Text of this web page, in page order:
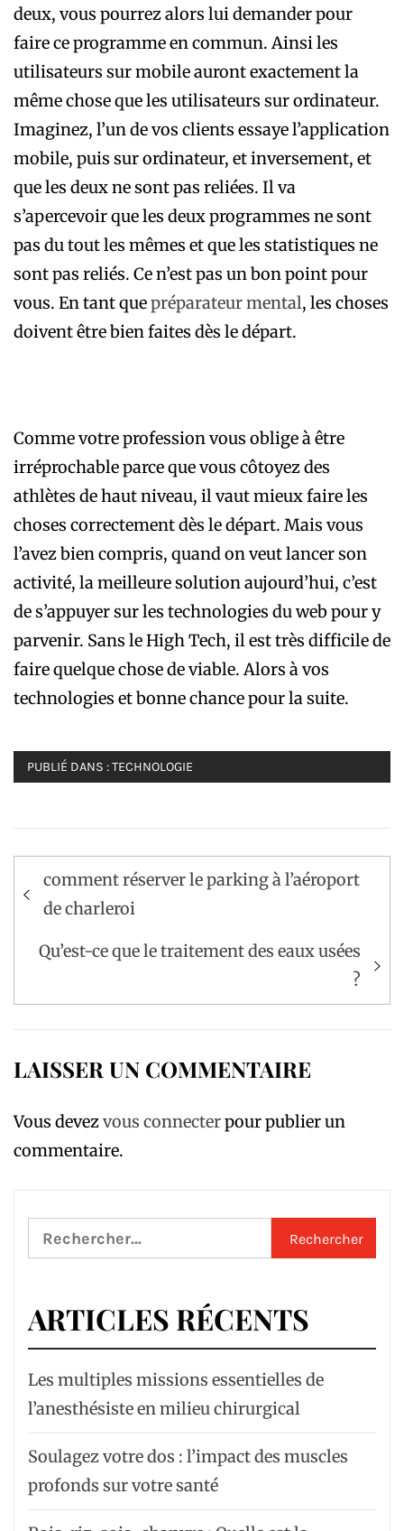
deux, vous pourrez alors lui demander pour
faire ce programme en commun. Ainsi les
utilisateurs sur mobile auront exactement la
même chose que les utilisateurs sur ordinateur.
Imaginez, l’un de vos clients essaye l’application
mobile, puis sur ordinateur, et inversement, et
que les deux ne sont pas reliées. Il va
s’apercevoir que les deux programmes ne sont
pas du tout les mêmes et que les statistiques ne
sont pas reliés. Ce n’est pas un bon point pour
vous. En tant quepréparateur mental, les choses
doivent être bien faites dès le départ.
Comme votre profession vous oblige à être
irréprochable parce que vous côtoyez des
athlètes de haut niveau, il vaut mieux faire les
choses correctement dès le départ. Mais vous
l’avez bien compris, quand on veut lancer son
activité, la meilleure solution aujourd’hui, c’est
de s’appuyer sur les technologies du web pour y
parvenir. Sans le High Tech, il est très difficile de
faire quelque chose de viable. Alors à vos
technologies et bonne chance pour la suite.
PUBLIÉ DANS :TECHNOLOGIE
Navigation
de
comment réserver le parking à l’aéroport
de charleroi
Qu’est-ce que le traitement des eaux usées
?
LAISSER UN COMMENTAIRE
Vous devezvous connecterpour publier un
commentaire.
Rechercher :
ARTICLES RÉCENTS
Les multiples missions essentielles de
l’anesthésiste en milieu chirurgical
Soulagez votre dos : l’impact des muscles
profonds sur votre santé